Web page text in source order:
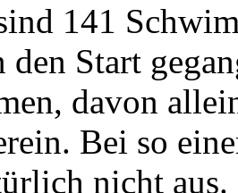
141
den Start
davon
Bei so
nicht